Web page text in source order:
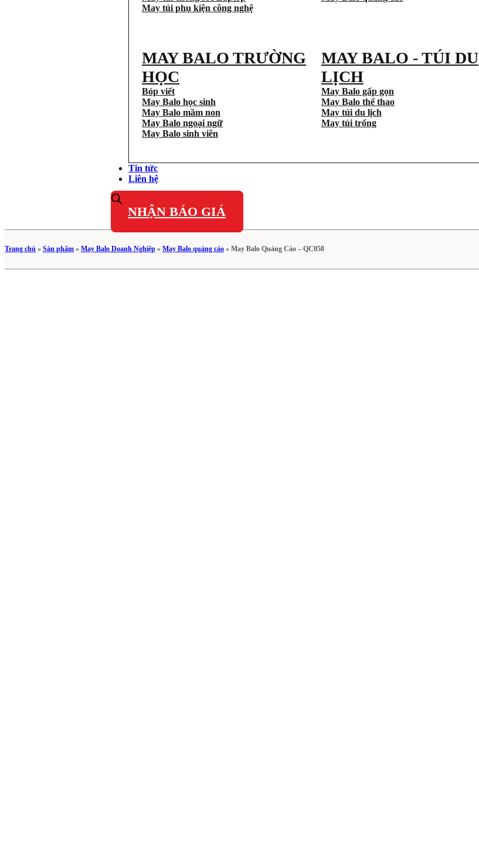
May túi phụ kiện công nghệ
MAY BALO TRƯỜNG
HỌC
Bóp viết
May Balo học sinh
May Balo mầm non
May Balo ngoại ngữ
May Balo sinh viên
MAY BALO - TÚI DU
LỊCH
May Balo gấp gọn
May Balo thể thao
May túi du lịch
May túi trống
Tin tức
Liên hệ
NHẬN BÁO GIÁ
Trang chủ » Sản phẩm » May Balo Doanh Nghiệp » May Balo quảng cáo » May Balo Quảng Cáo – QC058